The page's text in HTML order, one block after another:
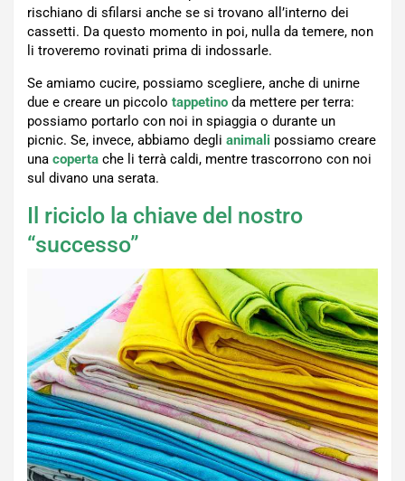
rischiano di sfilarsi anche se si trovano all’interno dei
cassetti. Da questo momento in poi, nulla da temere, non
li troveremo rovinati prima di indossarle.
Se amiamo cucire, possiamo scegliere, anche di unirne
due e creare un piccolo tappetino da mettere per terra:
possiamo portarlo con noi in spiaggia o durante un
picnic. Se, invece, abbiamo degli animali possiamo creare
una coperta che li terrà caldi, mentre trascorrono con noi
sul divano una serata.
Il riciclo la chiave del nostro
“successo”